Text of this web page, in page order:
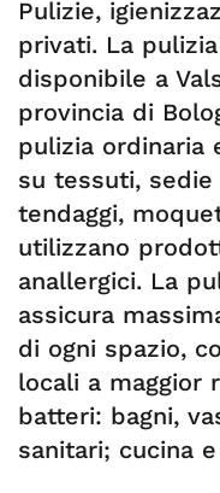
Pulizie,
privati. La
disponibile a
provincia di
pulizia ordinaria
su tessuti,
tendaggi,
utilizzano
anallergici. La
assicura
di ogni spazio,
locali a maggior
batteri: bagni,
sanitari; cucina